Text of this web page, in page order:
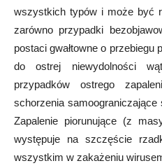
wszystkich typów i może być
zarówno przypadki
postaci gwałtowne o przebiegu
do ostrej niewydolności
przypadków ostrego
schorzenia
Zapalenie piorunujące (z
występuje na szczęście
wszystkim w zakażeniu